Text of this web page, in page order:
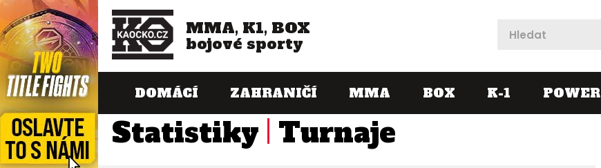
MMA, K1, BOX
bojové sporty
DOMÁCÍ ZAHRANIČÍ MMA BOX K-1 POWER
Statistiky Turnaje